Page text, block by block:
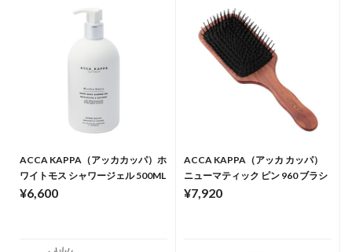
ACCA KAPPA（アッカカッパ）ホ
ワイトモス シャワージェル 500ML
¥6,600
ACCA KAPPA（アッカ カッパ）
ニューマティック ピン 960 ブラシ
¥7,920